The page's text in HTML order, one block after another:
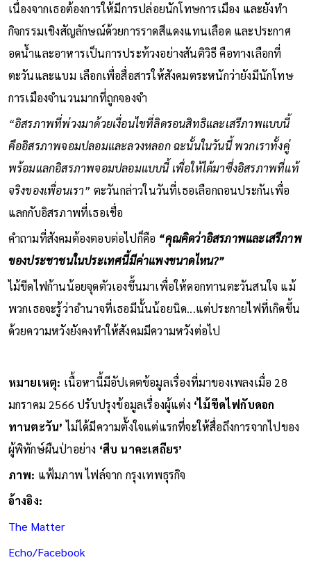
เนื่องจากเธอต้องการให้มีการปล่อยนักโทษการเมือง และยังทำ
กิจกรรมเชิงสัญลักษณ์ด้วยการราดสีแดงแทนเลือด และประกาศ
อดน้ำและอาหารเป็นการประท้วงอย่างสันติวิธี คือทางเลือกที่
ตะวันและแบม เลือกเพื่อสื่อสารให้สังคมตระหนักว่ายังมีนักโทษ
การเมืองจำนวนมากที่ถูกจองจำ
“อิสรภาพที่พ่วงมาด้วยเงื่อนไขที่ลิดรอนสิทธิและเสรีภาพแบบนี้
คืออิสรภาพจอมปลอมและลวงหลอก ฉะนั้นในวันนี้ พวกเราทั้งคู่
พร้อมแลกอิสรภาพจอมปลอมแบบนี้ เพื่อให้ได้มาซึ่งอิสรภาพที่แท้
จริงของเพื่อนเรา” ตะวันกล่าวในวันที่เธอเลือกถอนประกันเพื่อ
แลกกับอิสรภาพที่เธอเชื่อ
คำถามที่สังคมต้องตอบต่อไปก็คือ “คุณคิดว่าอิสรภาพและเสรีภาพ
ของประชาชนในประเทศนี้มีค่าแพงขนาดไหน?”
ไม้ขีดไฟก้านน้อยจุดตัวเองขึ้นมาเพื่อให้ดอกทานตะวันสนใจ แม้
พวกเธอจะรู้ว่าอำนาจที่เธอมีนั้นน้อยนิด...แต่ประกายไฟที่เกิดขึ้น
ด้วยความหวังยังคงทำให้สังคมมีความหวังต่อไป
หมายเหตุ: เนื้อหานี้มีอัปเดตข้อมูลเรื่องที่มาของเพลงเมื่อ 28
มกราคม 2566 ปรับปรุงข้อมูลเรื่องผู้แต่ง ‘ไม้ขีดไฟกับดอก
ทานตะวัน’ไม่ได้มีความตั้งใจแต่แรกที่จะให้สื่อถึงการจากไปของ
ผู้พิทักษ์ผืนป่าอย่าง ‘สืบ นาคะเสถียร’
ภาพ: แฟ้มภาพ ไฟล์จาก กรุงเทพธุรกิจ
อ้างอิง:
The Matter
Echo/Facebook